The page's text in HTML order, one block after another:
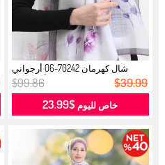
شال كهرمان 70242-06 أرجواني
أرجواني...
$99.86 $39.99
خاص لليوم $23.99